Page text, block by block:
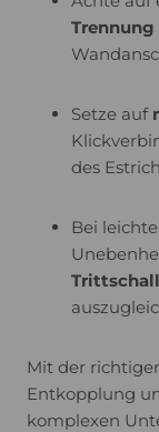
Trennung
Setze auf
des
Bei
Mit der
Entkopplung
komplexen